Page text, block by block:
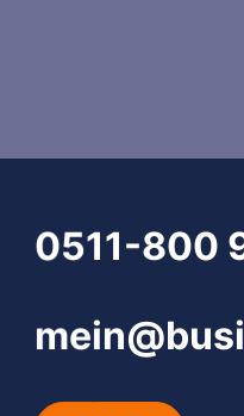
0511-800